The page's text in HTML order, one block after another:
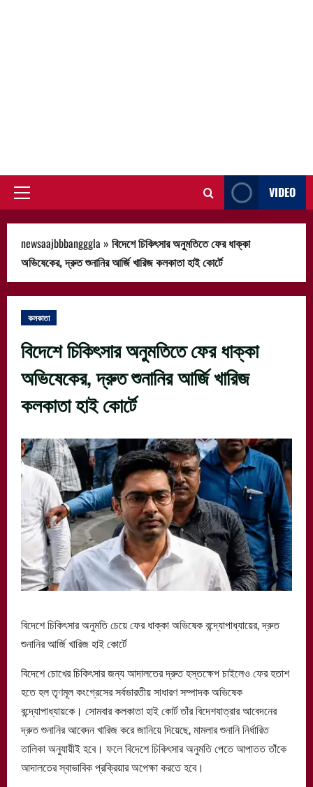
Primary
VIDEO
newsaajbbbangggla » বিদেশে চিকিৎসার অনুমতিতে ফের ধাক্কা
অভিষেকের, দ্রুত শুনানির আর্জি খারিজ কলকাতা হাই কোর্টে
কলকাতা
বিদেশে চিকিৎসার অনুমতিতে ফের ধাক্কা
অভিষেকের, দ্রুত শুনানির আর্জি খারিজ
কলকাতা হাই কোর্টে
বিদেশে চিকিৎসার অনুমতি চেয়ে ফের ধাক্কা অভিষেক বন্দ্যোপাধ্যায়ের, দ্রুত
শুনানির আর্জি খারিজ হাই কোর্টে
বিদেশে চোখের চিকিৎসার জন্য আদালতের দ্রুত হস্তক্ষেপ চাইলেও ফের হতাশ
হতে হল তৃণমূল কংগ্রেসের সর্বভারতীয় সাধারণ সম্পাদক অভিষেক
বন্দ্যোপাধ্যায়কে। সোমবার কলকাতা হাই কোর্ট তাঁর বিদেশযাত্রার আবেদনের
দ্রুত শুনানির আবেদন খারিজ করে জানিয়ে দিয়েছে, মামলার শুনানি নির্ধারিত
তালিকা অনুযায়ীই হবে। ফলে বিদেশে চিকিৎসার অনুমতি পেতে আপাতত তাঁকে
আদালতের স্বাভাবিক প্রক্রিয়ার অপেক্ষা করতে হবে।